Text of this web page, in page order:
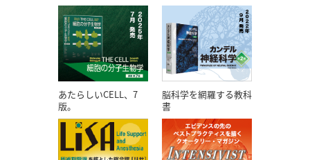
あたらしいCELL、7
版。
脳科学を網羅する教科
書